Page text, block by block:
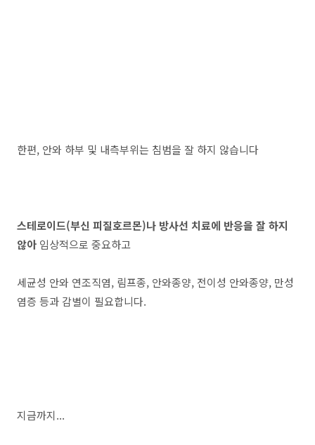
한편, 안와 하부 및 내측부위는 침범을 잘 하지 않습니다
스테로이드(부신 피질호르몬)나 방사선 치료에 반응을 잘 하지
않아 임상적으로 중요하고
세균성 안와 연조직염, 림프종, 안와종양, 전이성 안와종양, 만성
염증 등과 감별이 필요합니다.
지금까지...